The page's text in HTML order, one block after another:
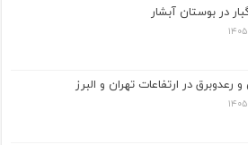
در بوستان آبشار
و رعدوبرق در ارتفاعات تهران و البرز